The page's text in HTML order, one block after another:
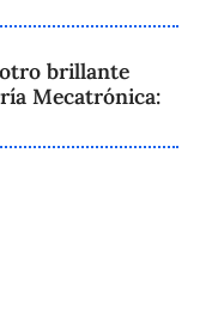
brillante
Mecatrónica: